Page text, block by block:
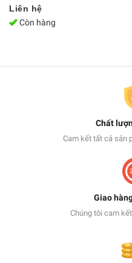
Liên hệ
Còn hàng
Chất
Cam kết tất cả sản
Giao
Chúng tôi cam